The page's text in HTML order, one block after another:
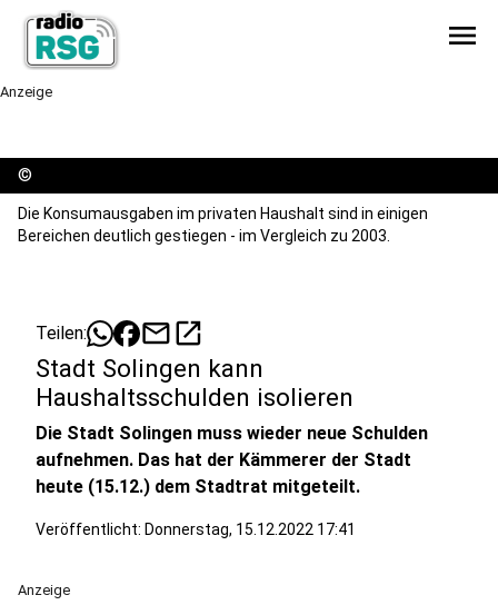
menu
Anzeige
©
Die Konsumausgaben im privaten Haushalt sind in einigen
Bereichen deutlich gestiegen - im Vergleich zu 2003.
Teilen: mailopen_in_new
Stadt Solingen kann
Haushaltsschulden isolieren
Die Stadt Solingen muss wieder neue Schulden
aufnehmen. Das hat der Kämmerer der Stadt
heute (15.12.) dem Stadtrat mitgeteilt.
Veröffentlicht: Donnerstag, 15.12.2022 17:41
Anzeige